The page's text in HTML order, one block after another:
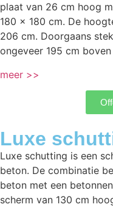
plaat van 26 cm hoog
180 x 180 cm. De
206 cm. Doorgaans
ongeveer 195 cm
meer >>
Luxe
Luxe schutting is een
beton. De combinatie
beton met een
scherm van 130 cm